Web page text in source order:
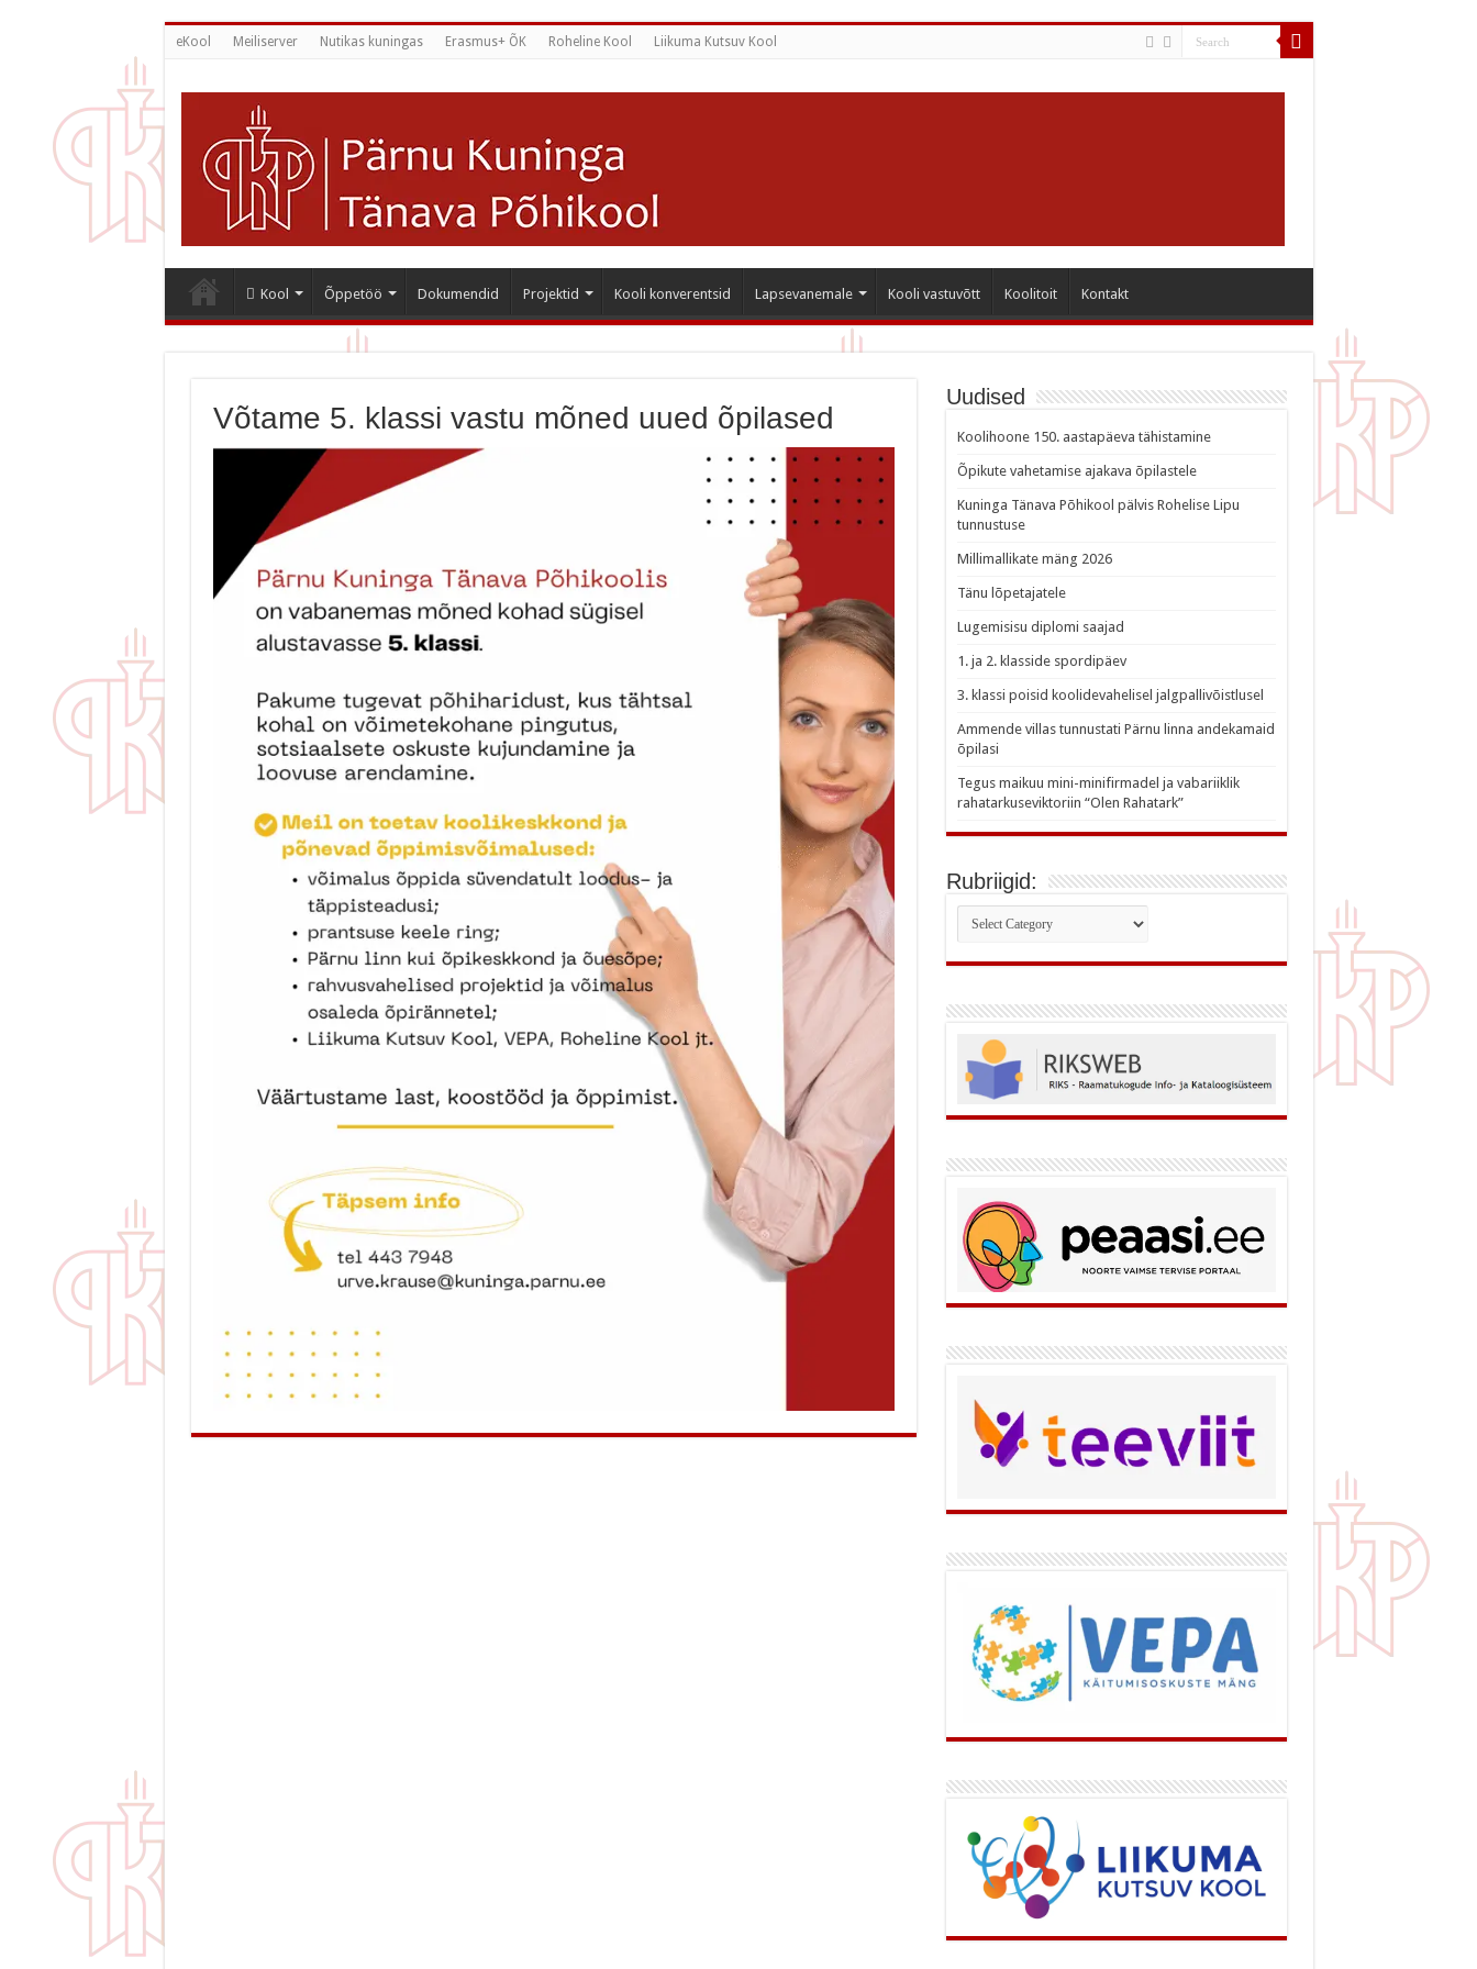
eKool Meiliserver Nutikas kuningas Erasmus+ ÕK Roheline Kool Liikuma Kutsuv Kool
Kool Õppetöö Dokumendid Projektid Kooli konverentsid Lapsevanemale Kooli vastuvõtt Koolitoit Kontakt
Võtame 5. klassi vastu mõned uued õpilased
Uudised
Koolihoone 150. aastapäeva tähistamine
Õpikute vahetamise ajakava õpilastele
Kuninga Tänava Põhikool pälvis Rohelise Lipu
tunnustuse
Millimallikate mäng 2026
Tänu lõpetajatele
Lugemisisu diplomi saajad
1. ja 2. klasside spordipäev
3. klassi poisid koolidevahelisel jalgpallivõistlusel
Ammende villas tunnustati Pärnu linna andekamaid
õpilasi
Tegus maikuu mini-minifirmadel ja vabariiklik
rahatarkuseviktoriin “Olen Rahatark”
Rubriigid:
Rubriigid: